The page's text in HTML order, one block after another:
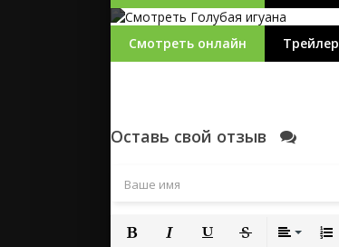
Смотреть онлайн Трейлер
Оставь свой отзыв